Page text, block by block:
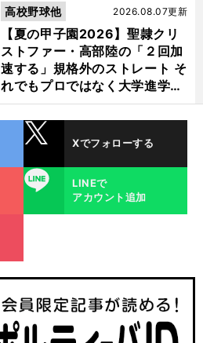
【夏の甲子園2026】聖隷クリ
ストファー・高部陸の「２回加
速する」規格外のストレート そ
れでもプロではなく大学進学を
選ぶ理由
2026.08.07更新
高校野球他
Xでフォローする
LINE
LINEで
アカウント追加